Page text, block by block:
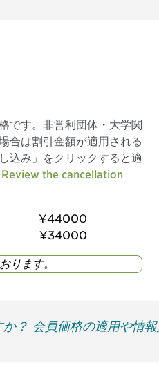
です。非営利団体・大学関
合は割引金額が適用される
込み」をクリックすると適
Review the cancellation
¥44000
¥34000
ります。
か？ 会員価格の適用や情